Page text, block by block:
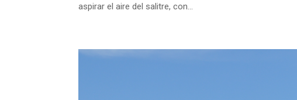
aspirar el aire del salitre, con...